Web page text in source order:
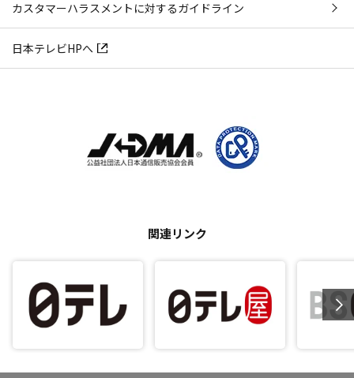
カスタマーハラスメントに対するガイドライン
日本テレビHPへ
関連リンク